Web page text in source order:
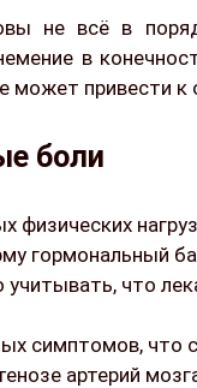
не всё в
в
может привести
боли
гормональный
что
симптомов, что
артерий